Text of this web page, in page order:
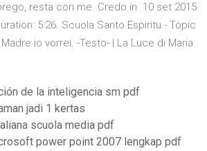
resta con me. Credo in 10 set 2015
5:26. Scuola Santo Espiritu - Topic
Madre io vorrei. -Testo- | La Luce di Maria
de la inteligencia sm pdf
jadi 1 kertas
scuola media pdf
power point 2007 lengkap pdf